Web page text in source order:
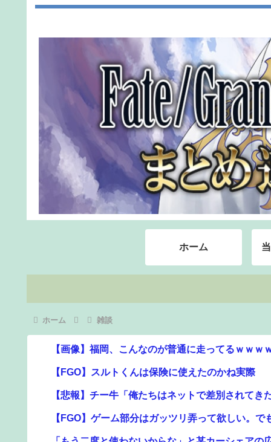
ホーム
ホーム 雑談
【画像】福岡、こんなのが普通に走ってるｗｗｗ
【FGO】スルトくんは保険に使えたのかね実際
【悲報】チー牛「俺たちはネットで差別されて
【FGO】ゲーム部分はガッツリ弄って欲しい。
「もう二度と使わないからな」と某カーシェア
困ってたりこの看板が…